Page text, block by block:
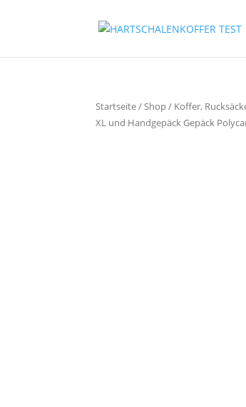
Startseite/Shop/ Koffer,
XL und Handgepäck Gepäck